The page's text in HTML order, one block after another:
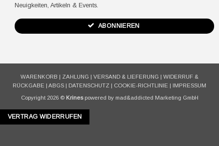
Neuigkeiten, Artikeln & Events.
ABONNIEREN
WARENKORB | ZAHLUNG | VERSAND & LIEFERUNG | WIDERRUF &
RÜCKGABE | ABGS | DATENSCHUTZ | COOKIE-RICHTLINIE | IMPRESSUM
Copyright 2026 © Krinespowered by mad&addicted Marketing GmbH
VERTRAG WIDERRUFEN